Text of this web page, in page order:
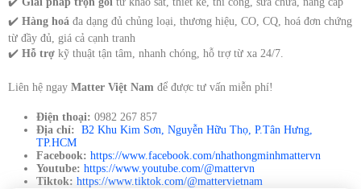
✔️ Hàng hoá đa dạng đủ chủng loại, thương hiệu, CO, CQ, hoá đơn chứng
từ đầy đủ, giá cả cạnh tranh
✔️ Hỗ trợ kỹ thuật tận tâm, nhanh chóng, hỗ trợ từ xa 24/7.
Liên hệ ngay Matter Việt Nam để được tư vấn miễn phí!
Điện thoại: 0982 267 857
Địa chỉ: B2 Khu Kim Sơn, Nguyễn Hữu Thọ, P.Tân Hưng,
TP.HCM
Facebook: https://www.facebook.com/nhathongminhmattervn
Youtube: https://www.youtube.com/@mattervn
Tiktok: https://www.tiktok.com/@mattervietnam